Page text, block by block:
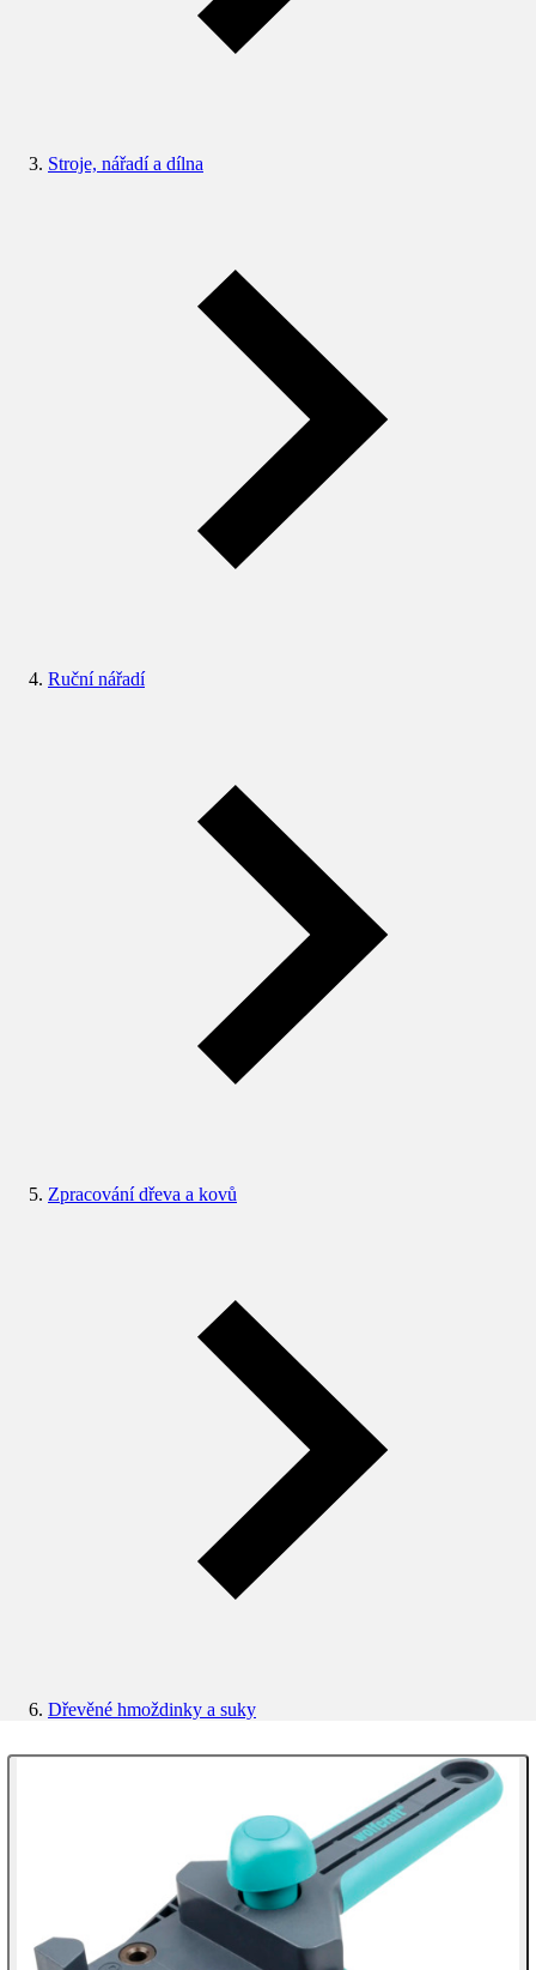
Stroje, nářadí a dílna
Ruční nářadí
Zpracování dřeva a kovů
Dřevěné hmoždinky a suky